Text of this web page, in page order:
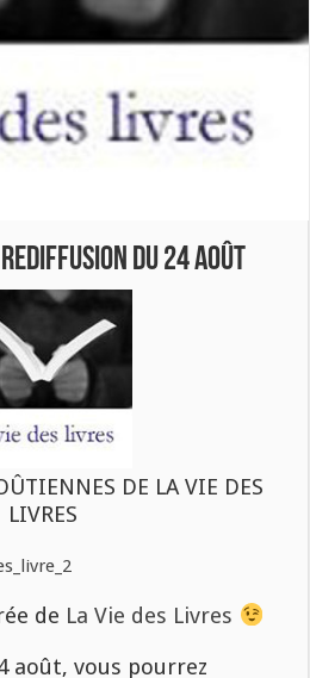
DU 24 AOÛT
DE LA VIE DES
LIVRES
de La Vie des Livres
août, vous pourrez